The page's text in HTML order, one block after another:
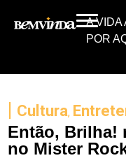
A VIDA
POR
| Cultura,
Então, Brilha!
no Mister